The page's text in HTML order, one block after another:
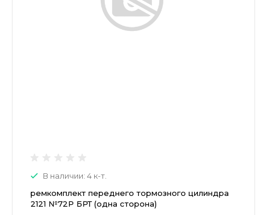
В наличии: 4 к-т.
ремкомплект переднего тормозного цилиндра
2121 №72P БРТ (одна сторона)